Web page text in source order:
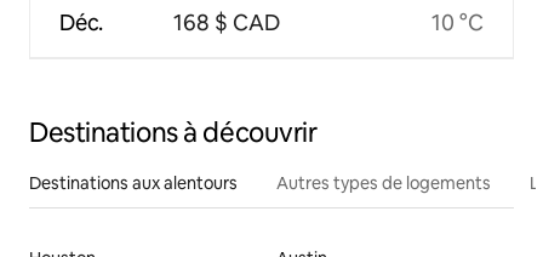
Déc. 168 $ CAD 10 °C
Destinations à découvrir
Destinations aux alentours Autres types de logements